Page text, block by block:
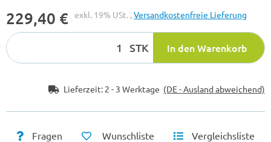
229,40 € exkl. 19% USt. ,Versandkostenfreie Lieferung
STK In den Warenkorb
Lieferzeit: 2 - 3 Werktage (DE - Ausland abweichend)
Fragen Wunschliste Vergleichsliste